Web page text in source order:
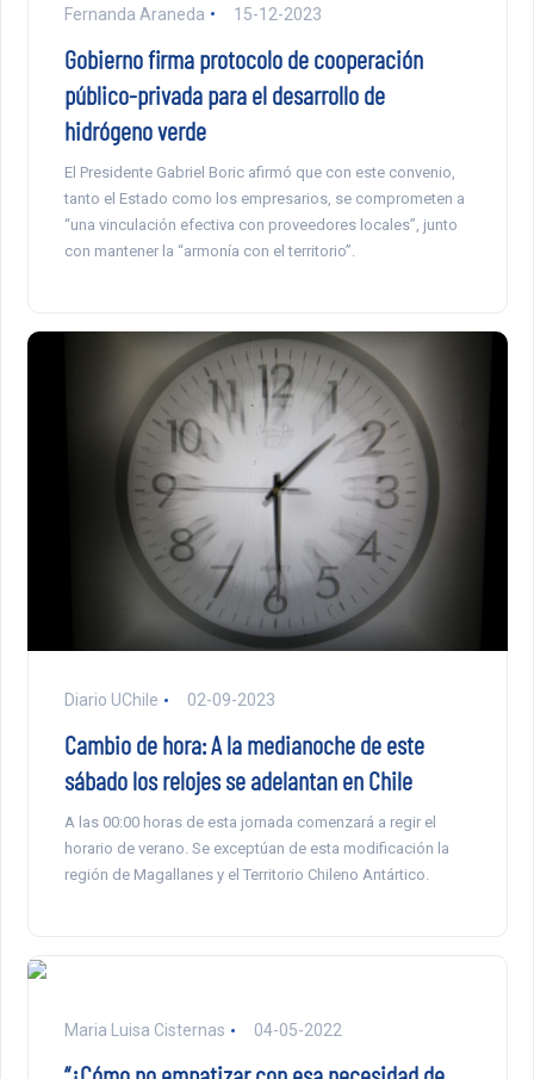
Fernanda Araneda 15-12-2023
Gobierno firma protocolo de cooperación
público-privada para el desarrollo de
hidrógeno verde
El Presidente Gabriel Boric afirmó que con este convenio,
tanto el Estado como los empresarios, se comprometen a
“una vinculación efectiva con proveedores locales”, junto
con mantener la “armonía con el territorio”.
Diario UChile 02-09-2023
Cambio de hora: A la medianoche de este
sábado los relojes se adelantan en Chile
A las 00:00 horas de esta jornada comenzará a regir el
horario de verano. Se exceptúan de esta modificación la
región de Magallanes y el Territorio Chileno Antártico.
Maria Luisa Cisternas 04-05-2022